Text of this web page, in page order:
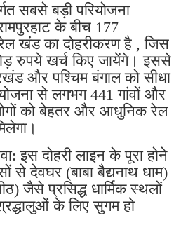
सबसे बड़ी परियोजना
के बीच 177
खंड का दोहरीकरण है , जिस
रुपये खर्च किए जायेंगे। इससे
और पश्चिम बंगाल को सीधा
से लगभग 441 गांवों और
को बेहतर और आधुनिक रेल
इस दोहरी लाइन के पूरा होने
से देवघर (बाबा बैद्यनाथ धाम)
जैसे प्रसिद्ध धार्मिक स्थलों
के लिए सुगम हो